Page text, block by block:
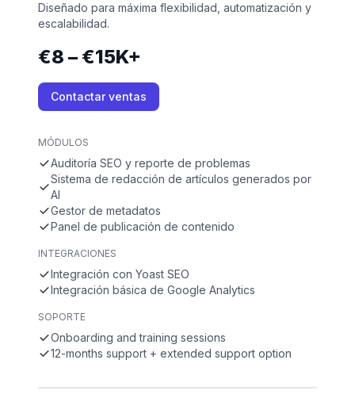
Diseñado para máxima flexibilidad, automatización y
escalabilidad.
€8 – €15K+
Contactar ventas
MÓDULOS
Auditoría SEO y reporte de problemas
Sistema de redacción de artículos generados por
AI
Gestor de metadatos
Panel de publicación de contenido
INTEGRACIONES
Integración con Yoast SEO
Integración básica de Google Analytics
SOPORTE
Onboarding and training sessions
12-months support + extended support option